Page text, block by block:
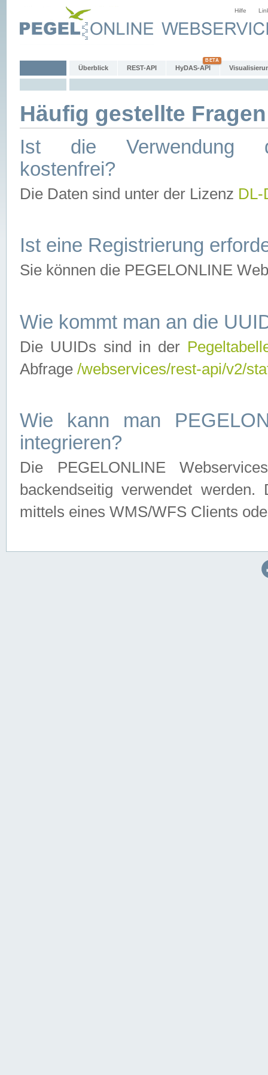
Hilfe
Überblick REST-API HyDAS-API
Häufig gestellte
Ist die Verwendung
kostenfrei?
Die Daten sind unter der Lizenz
Ist eine Registrierung
Sie können die PEGELONLINE
Wie kommt man an die
Die UUIDs sind in der
Abfrage /webservices/rest-api/v2/
Wie kann man
integrieren?
Die PEGELONLINE
backendseitig verwendet
mittels eines WMS/WFS Clients